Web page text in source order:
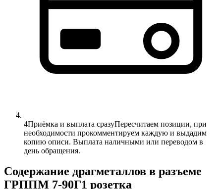
4Приёмка и выплата сразуПересчитаем позиции, при
необходимости прокомментируем каждую и выдадим
копию описи. Выплата наличными или переводом в
день обращения.
Содержание драгметаллов в разъеме
ГРППМ 7-90Г1 розетка